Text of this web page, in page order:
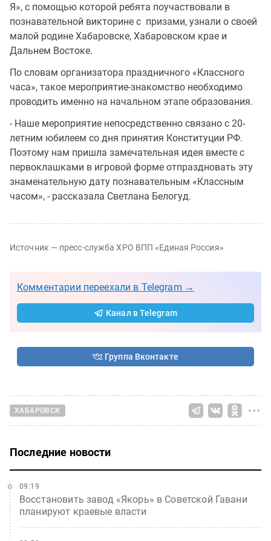
Я», с помощью которой ребята поучаствовали в
познавательной викторине с призами, узнали о своей
малой родине Хабаровске, Хабаровском крае и
Дальнем Востоке.
По словам организатора праздничного «Классного
часа», такое мероприятие-знакомство необходимо
проводить именно на начальном этапе образования.
- Наше мероприятие непосредственно связано с 20-
летним юбилеем со дня принятия Конституции РФ.
Поэтому нам пришла замечательная идея вместе с
первоклашками в игровой форме отпраздновать эту
знаменательную дату познавательным «Классным
часом», - рассказала Светлана Белогуд.
Источник — пресс-служба ХРО ВПП «Единая Россия»
Комментарии переехали в Telegram →
Канал в Telegram
Группа Вконтакте
ХАБАРОВСК
Последние новости
Восстановить завод «Якорь» в Советской Гавани
планируют краевые власти
09:19